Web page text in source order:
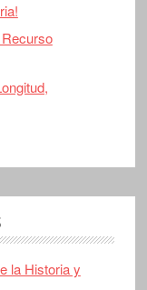
la Historia y